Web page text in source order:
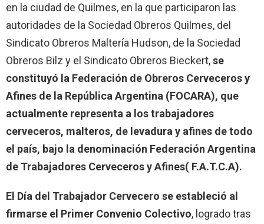
en la ciudad de Quilmes, en la que participaron las
autoridades de la Sociedad Obreros Quilmes, del
Sindicato Obreros Maltería Hudson, de la Sociedad
Obreros Bilz y el Sindicato Obreros Bieckert,se
constituyó la Federación de Obreros Cerveceros y
Afines de la República Argentina (FOCARA), que
actualmente representa a los trabajadores
cerveceros, malteros, de levadura y afines de todo
el país, bajo la denominación Federación Argentina
de Trabajadores Cerveceros y Afines( F.A.T.C.A).
El Día del Trabajador Cervecero se estableció al
firmarse el Primer Convenio Colectivo, logrado tras